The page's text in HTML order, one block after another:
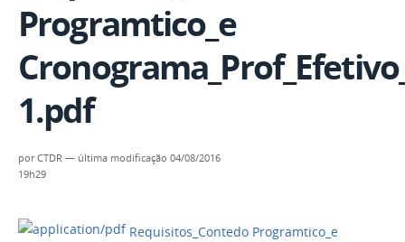
Programtico_e
1.pdf
porCTDR — última modificação 04/08/2016
19h29
Requisitos_Contedo Programtico_e